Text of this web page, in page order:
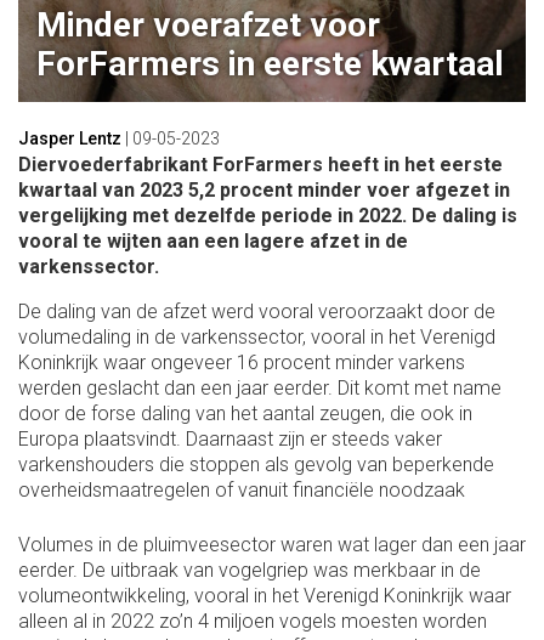
Minder voerafzet voor
ForFarmers in eerste kwartaal
Jasper Lentz 09-05-2023
Diervoederfabrikant ForFarmers heeft in het eerste
kwartaal van 2023 5,2 procent minder voer afgezet in
vergelijking met dezelfde periode in 2022. De daling is
vooral te wijten aan een lagere afzet in de
varkenssector.
De daling van de afzet werd vooral veroorzaakt door de
volumedaling in de varkenssector, vooral in het Verenigd
Koninkrijk waar ongeveer 16 procent minder varkens
werden geslacht dan een jaar eerder. Dit komt met name
door de forse daling van het aantal zeugen, die ook in
Europa plaatsvindt. Daarnaast zijn er steeds vaker
varkenshouders die stoppen als gevolg van beperkende
overheidsmaatregelen of vanuit financiële noodzaak
Volumes in de pluimveesector waren wat lager dan een jaar
eerder. De uitbraak van vogelgriep was merkbaar in de
volumeontwikkeling, vooral in het Verenigd Koninkrijk waar
alleen al in 2022 zo’n 4 miljoen vogels moesten worden